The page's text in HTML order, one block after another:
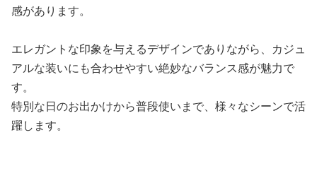
感があります。
エレガントな印象を与えるデザインでありながら、カジュ
アルな装いにも合わせやすい絶妙なバランス感が魅力で
す。
特別な日のお出かけから普段使いまで、様々なシーンで活
躍します。